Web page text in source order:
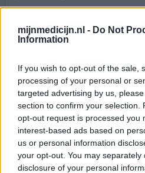
mijnmedicijn.nl - Do Not
Information
If you wish to opt-out of the sale,
processing of your personal or
targeted advertising by us,
section to confirm your selection.
opt-out request is processed you
interest-based ads based on
us or personal information
your opt-out. You may
disclosure of your personal
Efexor
30-10-2024 | Man | 42
venlafaxine (75mg)
Angst & paniekstoornis
Effectiviteit
Hoeveelheid bijwerkingen